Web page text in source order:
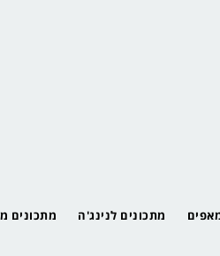
מתכונים לנינג'ה מתכונים